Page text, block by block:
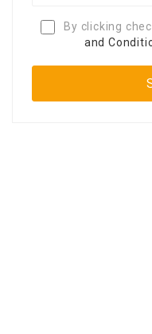
By clicking
and